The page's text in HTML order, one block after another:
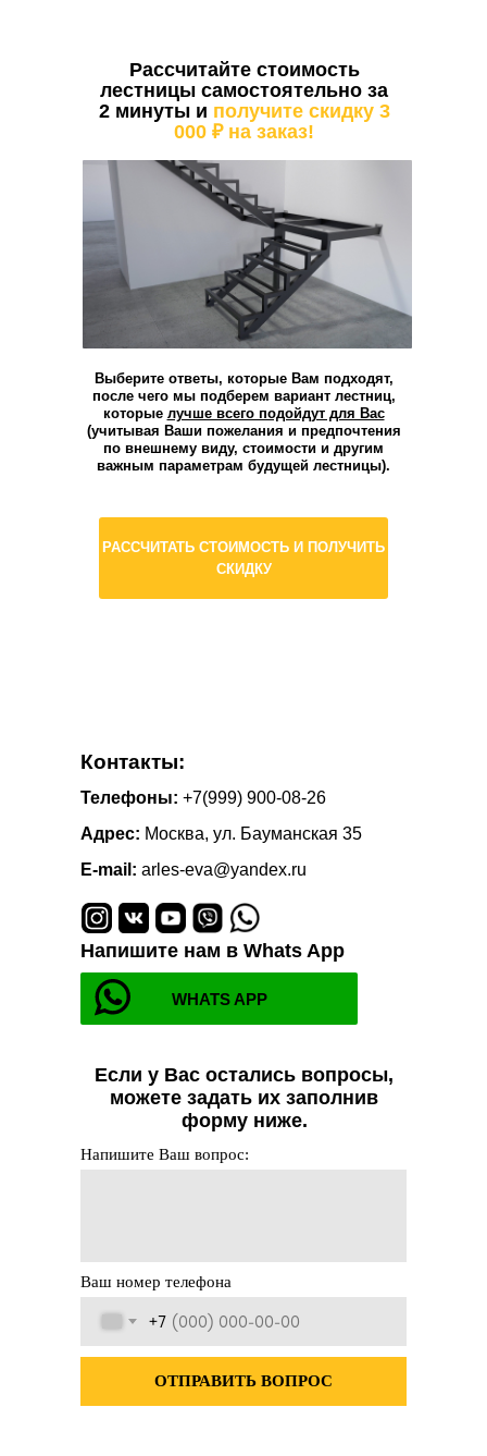
Рассчитайте стоимость
лестницы самостоятельно за
2 минуты и получите скидку 3
000 ₽ на заказ!
Выберите ответы, которые Вам подходят,
после чего мы подберем вариант лестниц,
которые лучше всего подойдут для Вас
(учитывая Ваши пожелания и предпочтения
по внешнему виду, стоимости и другим
важным параметрам будущей лестницы).
РАССЧИТАТЬ СТОИМОСТЬ И ПОЛУЧИТЬ
СКИДКУ
WHATS APP
Телефоны: +7(999) 900-08-26
Контакты:
Адрес: Москва, ул. Бауманская 35
E-mail: arles-eva@yandex.ru
Напишите нам в Whats App
Напишите Ваш вопрос:
Ваш номер телефона
+7
ОТПРАВИТЬ ВОПРОС
Если у Вас остались вопросы,
можете задать их заполнив
форму ниже.